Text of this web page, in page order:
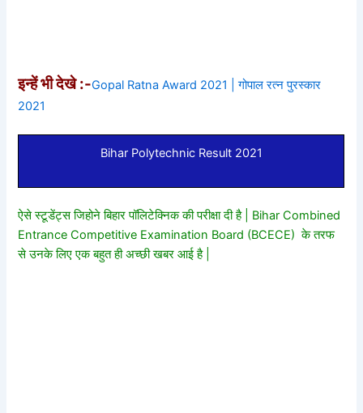
इन्हें भी देखे :-Gopal Ratna Award 2021 | गोपाल रत्न पुरस्कार
2021
Bihar Polytechnic Result 2021
ऐसे स्टूडेंट्स जिहोने बिहार पॉलिटेक्निक की परीक्षा दी है | Bihar Combined
Entrance Competitive Examination Board (BCECE) के तरफ
से उनके लिए एक बहुत ही अच्छी खबर आई है |